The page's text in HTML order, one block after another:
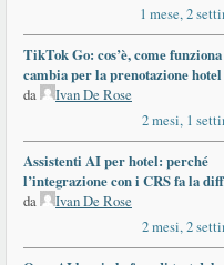
1 mese, 2
TikTok Go: cos’è, come funziona
cambia per la prenotazione hotel
da
Ivan De Rose
2 mesi, 1
Assistenti AI per hotel: perché
l’integrazione con i CRS fa la
da
Ivan De Rose
2 mesi, 2